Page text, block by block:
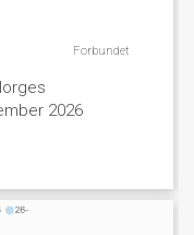
Forbundet
2026